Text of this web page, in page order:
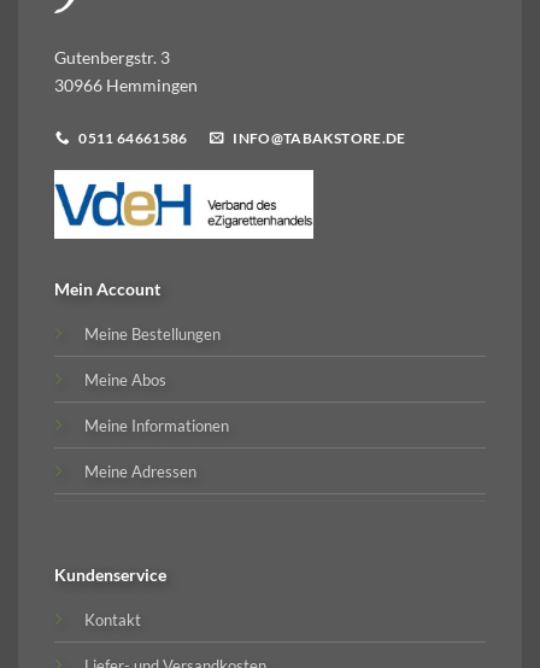
Gutenbergstr. 3
30966 Hemmingen
0511 64661586 INFO@TABAKSTORE.DE
Mein Account
Meine Bestellungen
Meine Abos
Meine Informationen
Meine Adressen
Kundenservice
Kontakt